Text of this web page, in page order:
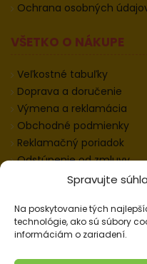
Spravujte
Na poskytovanie tých
technológie, ako sú súbory
informáciám o zariadení.
Ochrana osobných
VŠETKO O NÁKUPE
Veľkostné tabuľky
Doprava a doručenie
Výmena a reklamácia
Obchodné podmienky
Reklamačný poriadok
Odstúpenie od zmluvy
Informácie k odstúpeniu
Nastavenie cookies